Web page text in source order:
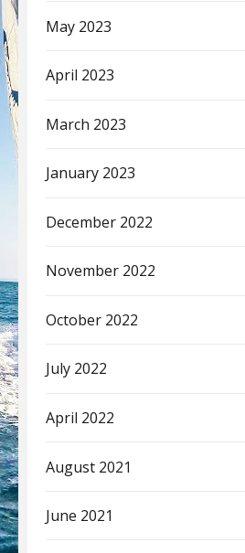
May 2023
April 2023
March 2023
January 2023
December 2022
November 2022
October 2022
July 2022
April 2022
August 2021
June 2021